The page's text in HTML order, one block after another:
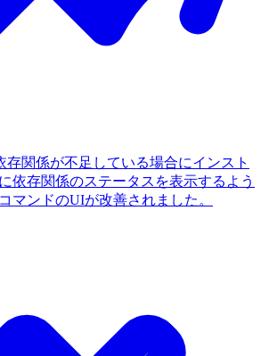
存関係が不足している場合にインスト
依存関係のステータスを表示するよう
コマンドのUIが改善されました。